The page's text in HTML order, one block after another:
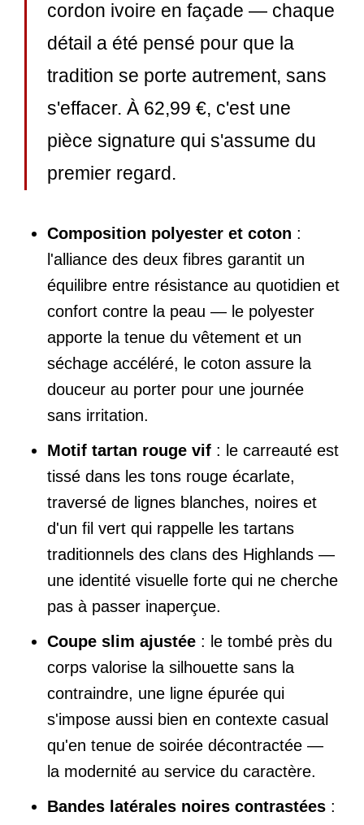
cordon ivoire en façade — chaque
détail a été pensé pour que la
tradition se porte autrement, sans
s'effacer. À 62,99 €, c'est une
pièce signature qui s'assume du
premier regard.
Composition polyester et coton :
l'alliance des deux fibres garantit un
équilibre entre résistance au quotidien et
confort contre la peau — le polyester
apporte la tenue du vêtement et un
séchage accéléré, le coton assure la
douceur au porter pour une journée
sans irritation.
Motif tartan rouge vif : le carreauté est
tissé dans les tons rouge écarlate,
traversé de lignes blanches, noires et
d'un fil vert qui rappelle les tartans
traditionnels des clans des Highlands —
une identité visuelle forte qui ne cherche
pas à passer inaperçue.
Coupe slim ajustée : le tombé près du
corps valorise la silhouette sans la
contraindre, une ligne épurée qui
s'impose aussi bien en contexte casual
qu'en tenue de soirée décontractée —
la modernité au service du caractère.
Bandes latérales noires contrastées :